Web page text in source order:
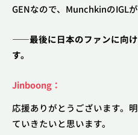
GENなので、MunchkinのIGLが
――最後に日本のファンに向
す。
Jinboong：
応援ありがとうございます。
ていきたいと思います。